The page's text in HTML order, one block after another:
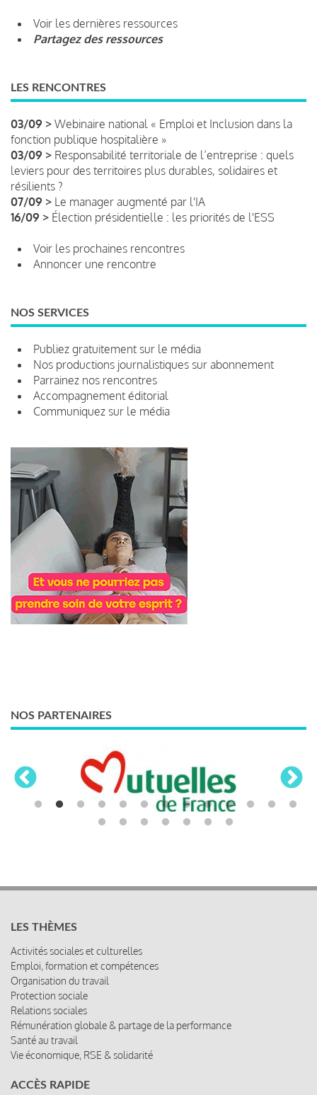
Voir les dernières ressources
Partagez des ressources
LES RENCONTRES
03/09 > Webinaire national « Emploi et Inclusion dans la
fonction publique hospitalière »
03/09 > Responsabilité territoriale de l’entreprise : quels
leviers pour des territoires plus durables, solidaires et
résilients ?
07/09 > Le manager augmenté par l'IA
16/09 > Élection présidentielle : les priorités de l'ESS
Voir les prochaines rencontres
Annoncer une rencontre
NOS SERVICES
Publiez gratuitement sur le média
Nos productions journalistiques sur abonnement
Parrainez nos rencontres
Accompagnement éditorial
Communiquez sur le média
NOS PARTENAIRES
LES THÈMES
Activités sociales et culturelles
Emploi, formation et compétences
Organisation du travail
Protection sociale
Relations sociales
Rémunération globale & partage de la performance
Santé au travail
Vie économique, RSE & solidarité
ACCÈS RAPIDE